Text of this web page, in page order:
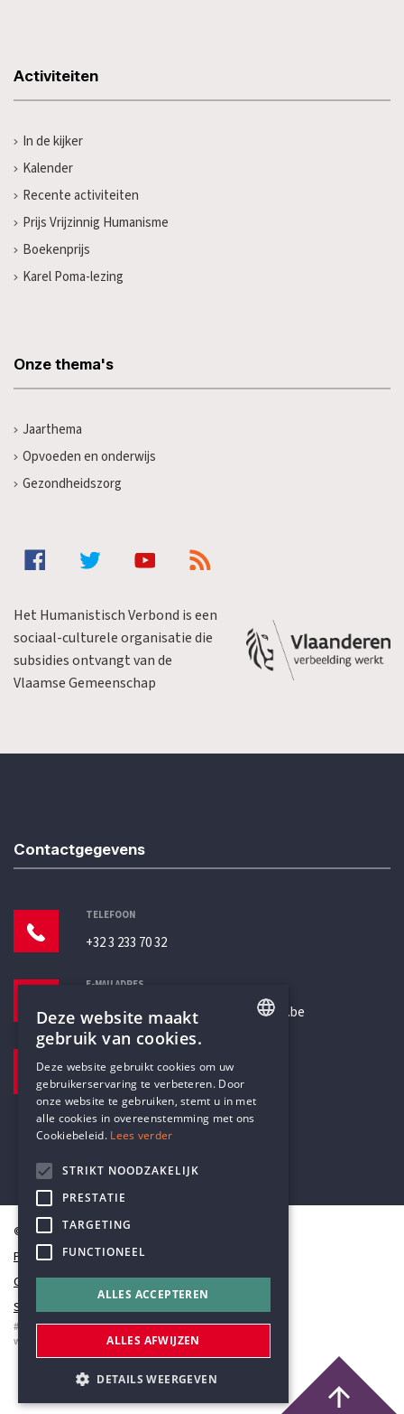
Activiteiten
In de kijker
Kalender
Recente activiteiten
Prijs Vrijzinnig Humanisme
Boekenprijs
Karel Poma-lezing
Onze thema's
Jaarthema
Opvoeden en onderwijs
Gezondheidszorg
Het Humanistisch Verbond is een
sociaal-culturele organisatie die
subsidies ontvangt van de
Vlaamse Gemeenschap
Contactgegevens
TELEFOON
+32 3 233 70 32
E-MAILADRES
secretariaat@humanistischverbond.be
Pottenbrug 4
Antwerpen, 2000
© Humanistisch Verbond 2026
Privacy
Cookiestatement
Sitemap
#codedwithlove byCodelines
webapplicaties
mobiele apps&maatwerk websites
DUTCH
Deze website maakt
gebruik van cookies.
Deze website gebruikt cookies om uw
gebruikerservaring te verbeteren. Door
onze website te gebruiken, stemt u in met
alle cookies in overeenstemming met ons
Cookiebeleid. Lees verder
STRIKT NOODZAKELIJK
PRESTATIE
TARGETING
FUNCTIONEEL
ALLES ACCEPTEREN
ALLES AFWIJZEN
DETAILS WEERGEVEN